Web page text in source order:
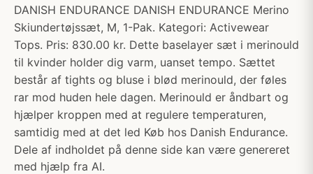
DANISH ENDURANCE DANISH ENDURANCE Merino
Skiundertøjssæt, M, 1-Pak. Kategori: Activewear
Tops. Pris: 830.00 kr. Dette baselayer sæt i merinould
til kvinder holder dig varm, uanset tempo. Sættet
består af tights og bluse i blød merinould, der føles
rar mod huden hele dagen. Merinould er åndbart og
hjælper kroppen med at regulere temperaturen,
samtidig med at det led Køb hos Danish Endurance.
Dele af indholdet på denne side kan være genereret
med hjælp fra AI.